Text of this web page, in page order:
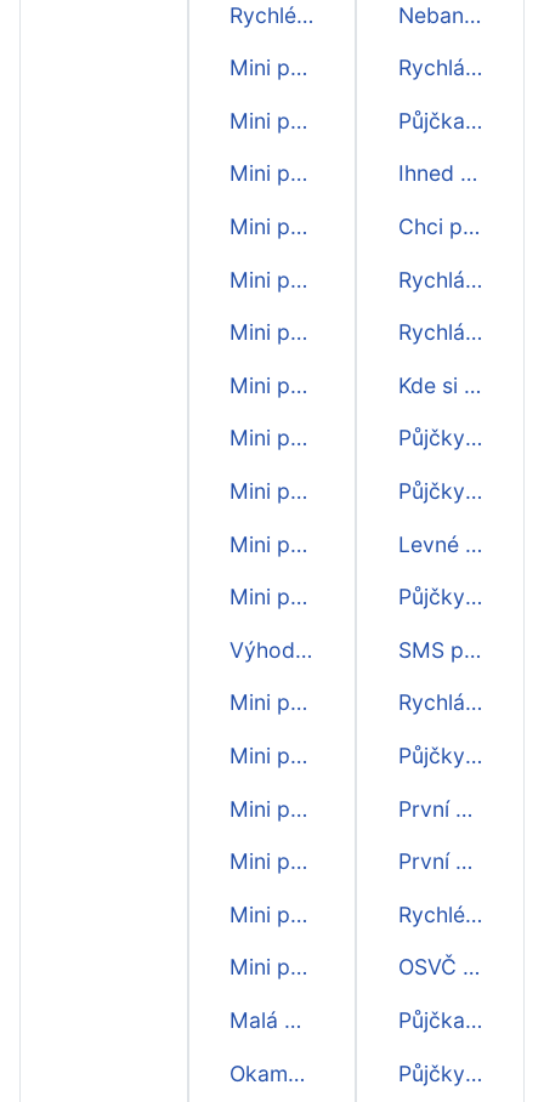
Rychlé mini půjčky
Mini půjčky
Mini půjčka 10000 Kč
Mini půjčka 9000 Kč
Mini půjčka 8000 Kč
Mini půjčka 7000 Kč
Mini půjčka 6000 Kč
Mini půjčka 5000 Kč
Mini půjčka 4000 Kč
Mini půjčka 3000 Kč
Mini půjčka 2000 Kč
Mini půjčka 1000 Kč
Výhodná mini půjčka
Mini půjčka první zdarma
Mini půjčka do hodiny
Mini půjčka do 15 minut
Mini půjčka do 5 minut
Mini půjčka do 10 minut
Mini půjčka do dalšího dne
Malá mini půjčka
Okamžitá mini půjčka
Nebankovní půjčka ihned na účet
Rychlá půjčka na OP
Půjčka na občanský průkaz
Ihned půjčka online
Chci peníze ihned
Rychlá krátkodobá půjčka
Rychlá půjčka ihned
Kde si půjčit?
Půjčky na cokoliv
Půjčky pro každého
Levné půjčky
Půjčky ještě dnes
SMS půjčky ihned
Rychlá půjčka ještě dnes
Půjčky bez poplatku
První půjčka zdarma
První půjčky zdarma
Rychlé půjčky přes internet
OSVČ půjčka
Půjčka přes sms
Půjčky na měsíc